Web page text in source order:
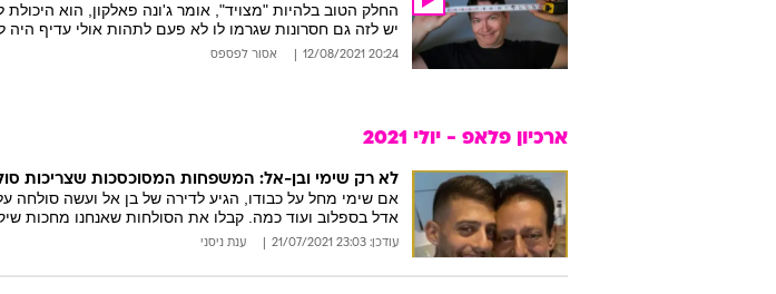
החלק הטוב בלהיות "מצויד", אומר ג'ונה פאלקון, הוא
יש לזה גם חסרונות שגרמו לו לא פעם לתהות אולי עדיף
20:24 12/08/2021 אסור לפספס
ארכיון פלאפ - יולי 2021
לא רק שימי ובן-אל: המשפחות המסוכסכות שצריכות
אם שימי מחל על כבודו, הגיע לדירה של בן אל ועשה סולחה
אדל בספלוב ועוד כמה. קבלו את הסולחות שאנחנו מחכות
עודכן: 23:03 21/07/2021 ענת ניסני